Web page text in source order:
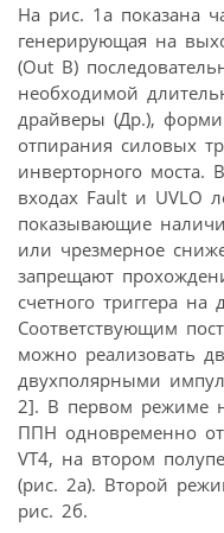
На рис. 1а показана
генерирующая на
(Out B)
необходимой
драйверы (Др.),
отпирания силовых
инверторного моста.
входах Fault и UVLO
показывающие
или чрезмерное
запрещают
счетного триггера на
Соответствующим
можно реализовать
двухполярными
2]. В первом режиме
ППН одновременно
VT4, на втором
(рис. 2а). Второй
рис. 2б.